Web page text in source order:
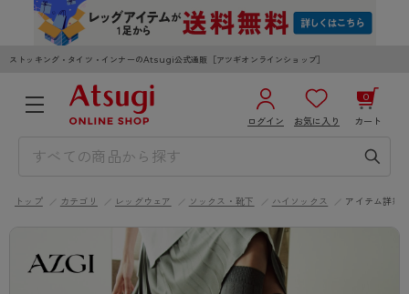
ストッキング・タイツ・インナーのAtsugi公式通販［アツギオンラインショップ］
ログイン お気に入り カート
0
カートを見る
3,980円以上のご購入で送料無料
ログイン／新規会員登録
トップ カテゴリ レッグウェア ソックス・靴下 ハイソックス アイテム詳細